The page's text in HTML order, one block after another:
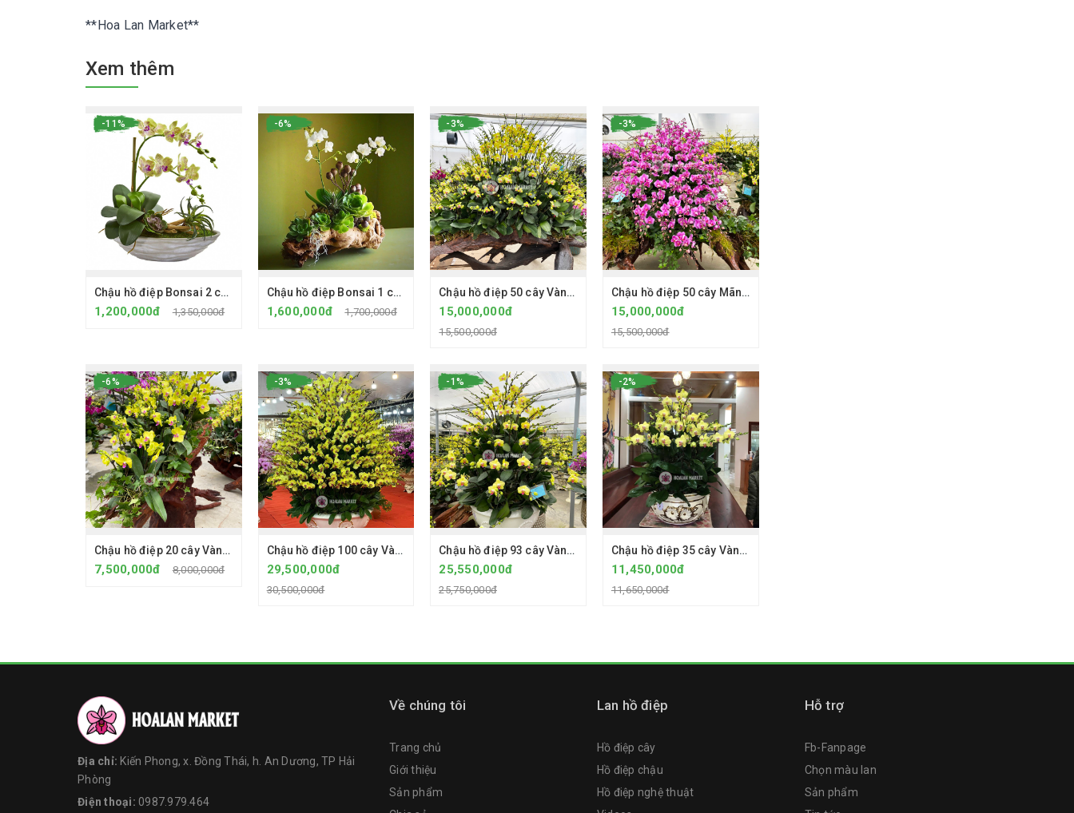
**Hoa Lan Market**
Xem thêm
-11%
Chậu hồ điệp Bonsai 2 cây mini vàng kẻ đỏ - Chậu sành
1,200,000đ 1,350,000đ
-6%
Chậu hồ điệp Bonsai 1 cây mini Ama trắng 2 ngồng hoa - Chậu lũa
1,600,000đ 1,700,000đ
-3%
Chậu hồ điệp 50 cây Vàng 2035 2 ngồng hoa - Gỗ lũa
15,000,000đ
15,500,000đ
-3%
Chậu hồ điệp 50 cây Mãn thiên hồng - Gỗ lũa
15,000,000đ
15,500,000đ
-6%
Chậu hồ điệp 20 cây Vàng 2035 - Gỗ lũa
7,500,000đ 8,000,000đ
-3%
Chậu hồ điệp 100 cây Vàng 2035 2 vòi hoa - Chậu sứ cao cấp
29,500,000đ
30,500,000đ
-1%
Chậu hồ điệp 93 cây Vàng 2035 - Chậu sứ Bát Tràng
25,550,000đ
25,750,000đ
-2%
Chậu hồ điệp 35 cây Vàng 2035 - Chậu sứ cao cấp
11,450,000đ
11,650,000đ
Địa chỉ: Kiến Phong, x. Đồng Thái, h. An Dương, TP Hải
Phòng
Điện thoại: 0987.979.464
Về chúng tôi
Trang chủ
Giới thiệu
Sản phẩm
Lan hồ điệp
Hồ điệp cây
Hồ điệp chậu
Hồ điệp nghệ thuật
Hỗ trợ
Fb-Fanpage
Chọn màu lan
Sản phẩm